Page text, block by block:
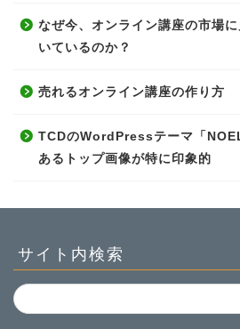
なぜ今、オンライン講座の市場
いているのか？
売れるオンライン講座の作り方
TCDのWordPressテーマ「
あるトップ画像が特に印象的
サイト内検索